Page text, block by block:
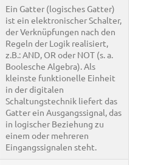
Ein Gatter (logisches Gatter)
ist ein elektronischer Schalter,
der Verknüpfungen nach den
Regeln der Logik realisiert,
z.B.: AND, OR oder NOT (s. a.
Boolesche Algebra). Als
kleinste funktionelle Einheit
in der digitalen
Schaltungstechnik liefert das
Gatter ein Ausgangssignal, das
in logischer Beziehung zu
einem oder mehreren
Eingangssignalen steht.